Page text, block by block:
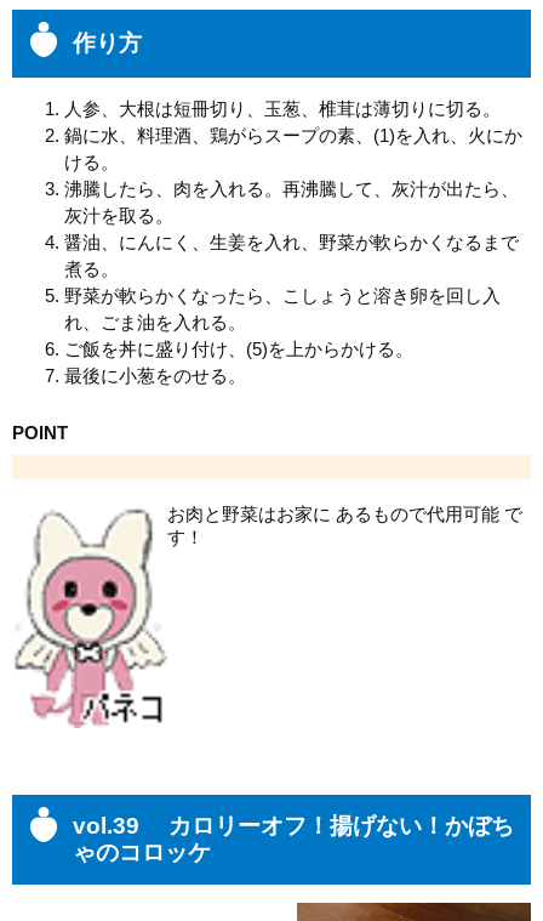
作り方
人参、大根は短冊切り、玉葱、椎茸は薄切りに切る。
鍋に水、料理酒、鶏がらスープの素、(1)を入れ、火にか
ける。
沸騰したら、肉を入れる。再沸騰して、灰汁が出たら、
灰汁を取る。
醤油、にんにく、生姜を入れ、野菜が軟らかくなるまで
煮る。
野菜が軟らかくなったら、こしょうと溶き卵を回し入
れ、ごま油を入れる。
ご飯を丼に盛り付け、(5)を上からかける。
最後に小葱をのせる。
POINT
お肉と野菜はお家に あるもので代用可能 で
す！
vol.39 カロリーオフ！揚げない！かぼち
ゃのコロッケ